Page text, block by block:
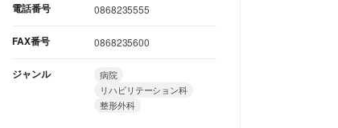
電話番号 0868235555
FAX番号 0868235600
ジャンル
病院
リハビリテーション科
整形外科